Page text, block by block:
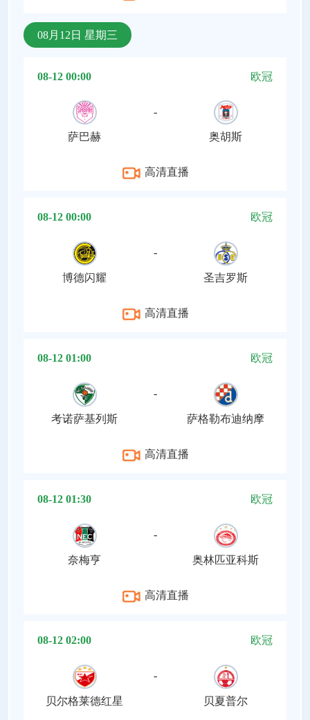
08月12日 星期三
08-12 00:00 欧冠
萨巴赫
-
奥胡斯
高清直播
08-12 00:00 欧冠
博德闪耀
-
圣吉罗斯
高清直播
08-12 01:00 欧冠
考诺萨基列斯
-
萨格勒布迪纳摩
高清直播
08-12 01:30 欧冠
奈梅亨
-
奥林匹亚科斯
高清直播
08-12 02:00 欧冠
贝尔格莱德红星
-
贝夏普尔